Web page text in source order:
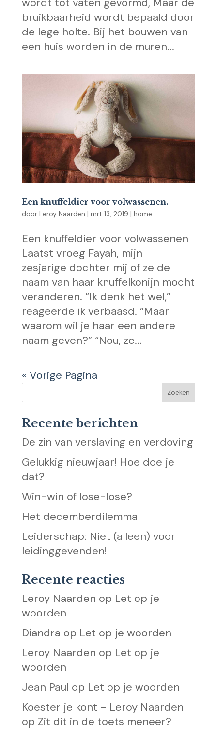
wordt tot vaten gevormd, Maar de
bruikbaarheid wordt bepaald door
de lege holte. Bij het bouwen van
een huis worden in de muren...
Een knuffeldier voor volwassenen.
door Leroy Naarden | mrt 13, 2019 | home
Een knuffeldier voor volwassenen
Laatst vroeg Fayah, mijn
zesjarige dochter mij of ze de
naam van haar knuffelkonijn mocht
veranderen. “Ik denk het wel,”
reageerde ik verbaasd. “Maar
waarom wil je haar een andere
naam geven?” “Nou, ze...
« Vorige Pagina
Recente berichten
De zin van verslaving en verdoving
Gelukkig nieuwjaar! Hoe doe je
dat?
Win-win of lose-lose?
Het decemberdilemma
Leiderschap: Niet (alleen) voor
leidinggevenden!
Recente reacties
Leroy Naarden op Let op je
woorden
Diandra op Let op je woorden
Leroy Naarden op Let op je
woorden
Jean Paul op Let op je woorden
Koester je kont - Leroy Naarden
op Zit dit in de toets meneer?